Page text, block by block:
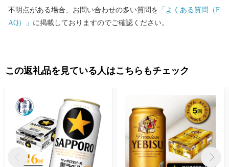
不明点がある場合、お問い合わせの多い質問を 「よくある質問（F
AQ）」 に掲載しておりますのでご確認ください。
この返礼品を見ている人はこちらもチェック